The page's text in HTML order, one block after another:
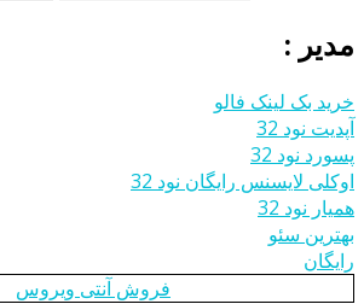
مدیر :
خرید بک لینک فالو
آپدیت نود 32
پسورد نود 32
اوکلی لایسنس رایگان نود 32
همیار نود 32
بهترین سئو
رایگان
فروش آنتی ویروس